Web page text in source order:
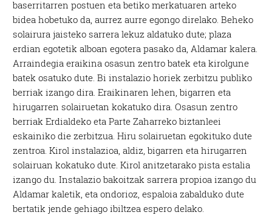
baserritarren postuen eta betiko merkatuaren arteko
bidea hobetuko da, aurrez aurre egongo direlako. Beheko
solairura jaisteko sarrera lekuz aldatuko dute; plaza
erdian egotetik alboan egotera pasako da, Aldamar kalera.
Arraindegia eraikina osasun zentro batek eta kirolgune
batek osatuko dute. Bi instalazio horiek zerbitzu publiko
berriak izango dira. Eraikinaren lehen, bigarren eta
hirugarren solairuetan kokatuko dira. Osasun zentro
berriak Erdialdeko eta Parte Zaharreko biztanleei
eskainiko die zerbitzua. Hiru solairuetan egokituko dute
zentroa. Kirol instalazioa, aldiz, bigarren eta hirugarren
solairuan kokatuko dute. Kirol anitzetarako pista estalia
izango du. Instalazio bakoitzak sarrera propioa izango du
Aldamar kaletik, eta ondorioz, espaloia zabalduko dute
bertatik jende gehiago ibiltzea espero delako.